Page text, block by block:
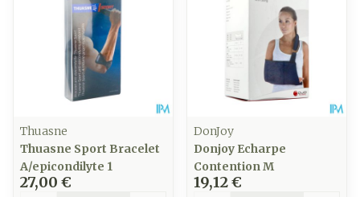
Thuasne
Thuasne Sport Bracelet
A/epicondilyte 1
27,00 €
DonJoy
Donjoy Echarpe
Contention M
19,12 €